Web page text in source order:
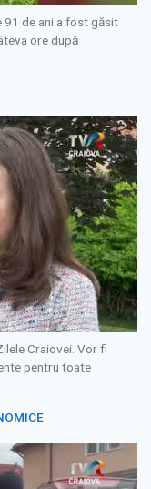
91 de ani a fost găsit
ore după
Craiovei. Vor fi
pentru toate